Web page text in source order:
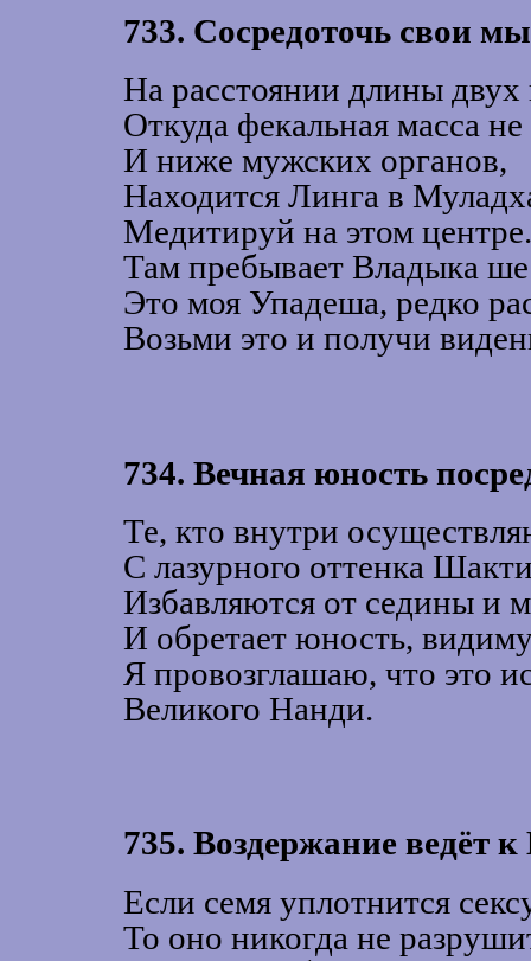
733. Сосредоточь свои
На расстоянии длины
Откуда фекальная масса
И ниже мужских органов,
Находится Линга в
Медитируй на этом
Там пребывает Владыка
Это моя Упадеша, редко
Возьми это и получи
734. Вечная юность
Те, кто внутри
С лазурного оттенка
Избавляются от седины и
И обретает юность,
Я провозглашаю, что это
Великого Нанди.
735. Воздержание ведёт
Если семя уплотнится
То оно никогда не